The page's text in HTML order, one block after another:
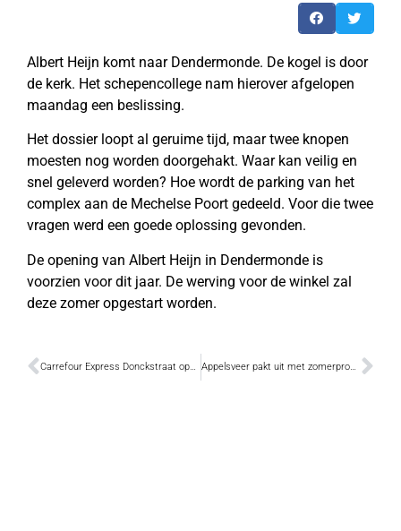
Albert Heijn komt naar Dendermonde. De kogel is door
de kerk. Het schepencollege nam hierover afgelopen
maandag een beslissing.
Het dossier loopt al geruime tijd, maar twee knopen
moesten nog worden doorgehakt. Waar kan veilig en
snel geleverd worden? Hoe wordt de parking van het
complex aan de Mechelse Poort gedeeld. Voor die twee
vragen werd een goede oplossing gevonden.
De opening van Albert Heijn in Dendermonde is
voorzien voor dit jaar. De werving voor de winkel zal
deze zomer opgestart worden.
Carrefour Express Donckstraat opnieuw open Appelsveer pakt uit met zomerprogramma